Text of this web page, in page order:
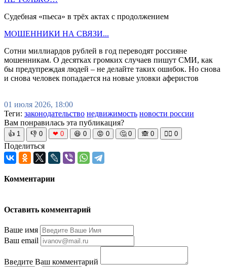
Судебная «пьеса» в трёх актах с продолжением
МОШЕННИКИ НА СВЯЗИ...
Сотни миллиардов рублей в год переводят россияне
мошенникам. О десятках громких случаев пишут СМИ, как
бы предупреждая людей – не делайте таких ошибок. Но снова
и снова человек попадается на новые уловки аферистов
01 июля 2026, 18:00
Теги: законодательство недвижимость новости россии
Вам понравилась эта публикация?
👍 1 👎 0 ❤ 0 😆 0 😡 0 🤔 0 🙈 0 🧘‍♀️ 0
Поделиться
Комментарии
Оставить комментарий
Ваше имя
Ваш email
Введите Ваш комментарий